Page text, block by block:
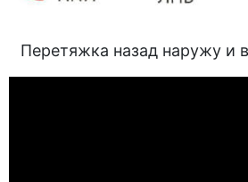
Перетяжка назад наружу и